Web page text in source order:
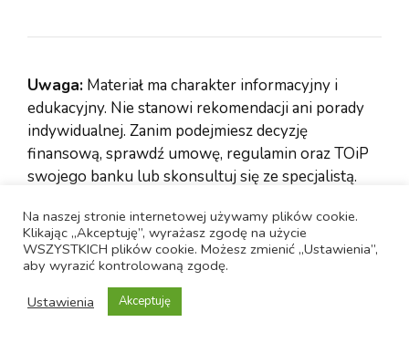
Uwaga: Materiał ma charakter informacyjny i
edukacyjny. Nie stanowi rekomendacji ani porady
indywidualnej. Zanim podejmiesz decyzję
finansową, sprawdź umowę, regulamin oraz TOiP
swojego banku lub skonsultuj się ze specjalistą.
KURSY WALUT NBP
Na naszej stronie internetowej używamy plików cookie.
Klikając „Akceptuję”, wyrażasz zgodę na użycie
WSZYSTKICH plików cookie. Możesz zmienić „Ustawienia”,
aby wyrazić kontrolowaną zgodę.
Ustawienia
Akceptuję